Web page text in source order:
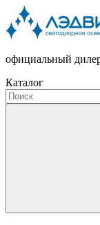
официальный
Каталог